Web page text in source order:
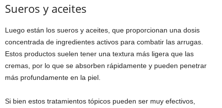
Sueros y aceites
Luego están los sueros y aceites, que proporcionan una dosis
concentrada de ingredientes activos para combatir las arrugas.
Estos productos suelen tener una textura más ligera que las
cremas, por lo que se absorben rápidamente y pueden penetrar
más profundamente en la piel.
Si bien estos tratamientos tópicos pueden ser muy efectivos,